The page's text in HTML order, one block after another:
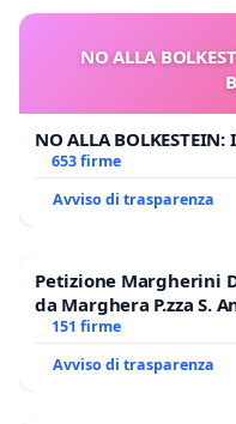
NO ALLA
NO ALLA
653 firme
Avviso di trasparenza
Petizione Margherini
da Marghera P.zza S.
Polo tariffa a € 1,50
151 firme
Avviso di trasparenza